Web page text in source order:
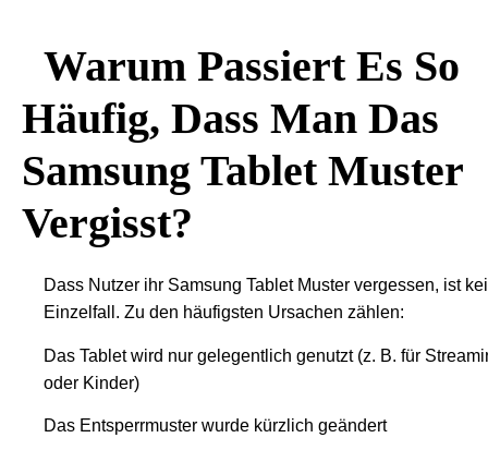
Warum Passiert Es So
Häufig, Dass Man Das
Samsung Tablet Muster
Vergisst?
Dass Nutzer ihr Samsung Tablet Muster vergessen, ist
Einzelfall. Zu den häufigsten Ursachen zählen:
Das Tablet wird nur gelegentlich genutzt (z. B. für
oder Kinder)
Das Entsperrmuster wurde kürzlich geändert